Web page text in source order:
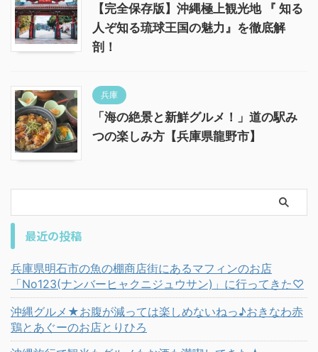
【完全保存版】沖縄極上観光地 『 知る
人ぞ知る琉球王国の魅力』を徹底解
剖！
兵庫
「海の絶景と新鮮グルメ！」道の駅み
つの楽しみ方【兵庫県龍野市】
最近の投稿
兵庫県明石市の魚の棚商店街にあるマフィンのお店
「No123(ナンバーヒャクニジュウサン)」に行ってきた♡
沖縄グルメ★お腹が減っては楽しめないねっ♪おきなわ赤
鶏とあぐーのお店とりひろ